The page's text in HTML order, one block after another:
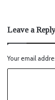
Leave a
Your email